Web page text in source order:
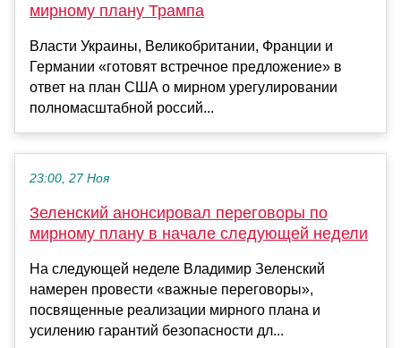
мирному плану Трампа
Власти Украины, Великобритании, Франции и
Германии «готовят встречное предложение» в
ответ на план США о мирном урегулировании
полномасштабной россий...
23:00, 27 Ноя
Зеленский анонсировал переговоры по
мирному плану в начале следующей недели
На следующей неделе Владимир Зеленский
намерен провести «важные переговоры»,
посвященные реализации мирного плана и
усилению гарантий безопасности дл...